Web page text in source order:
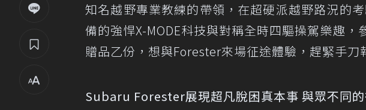
知名越野專業教練的帶領，在超硬派越野路況的
備的強悍X-MODE科技與對稱全時四驅操駕樂趣
贈品乙份，想與Forester來場征途體驗，趕緊手刀
Subaru Forester展現超凡脫困真本事 與眾不同